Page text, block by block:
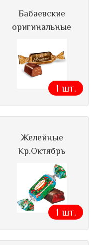
Бабаевские
оригинальные
1 шт.
Желейные
Кр.Октябрь
1 шт.